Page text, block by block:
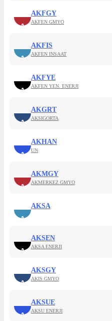
A
AKFGY
AKFEN GMYO
A
AKFIS
AKFEN INSAAT
A
AKFYE
AKFEN YEN. ENERJI
A
AKGRT
AKSIGORTA
A
AKHAN
UN
A
AKMGY
AKMERKEZ GMYO
A
AKSA
A
AKSEN
AKSA ENERJI
A
AKSGY
AKIS GMYO
A
AKSUE
AKSU ENERJI